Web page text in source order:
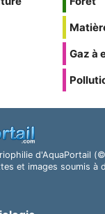
Gaz à
d'AquaPortail
et images soumis à